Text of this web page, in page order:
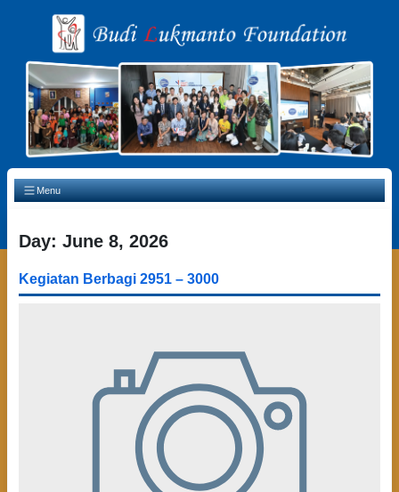
Main Navigation
Menu
Day: June 8, 2026
Kegiatan Berbagi 2951 – 3000